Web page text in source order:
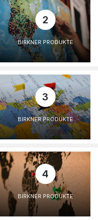
2
BIRKNER PRODUKTE
3
BIRKNER PRODUKTE
4
BIRKNER PRODUKTE